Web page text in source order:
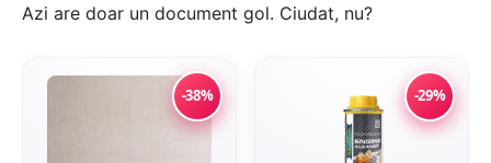
Azi are doar un document gol. Ciudat, nu?
-38% -29%